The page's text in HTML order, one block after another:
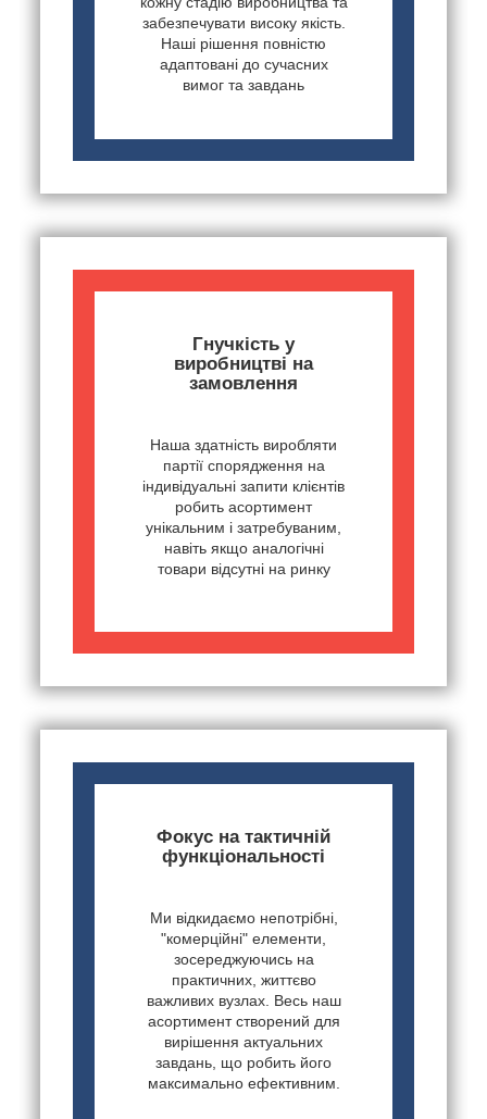
забезпечувати високу якість.
Наші рішення повністю
адаптовані до сучасних
вимог та завдань
Гнучкість у
виробництві на
замовлення
Наша здатність виробляти
партії спорядження на
індивідуальні запити клієнтів
робить асортимент
унікальним і затребуваним,
навіть якщо аналогічні
товари відсутні на ринку
Фокус на тактичній
функціональності
Ми відкидаємо непотрібні,
"комерційні" елементи,
зосереджуючись на
практичних, життєво
важливих вузлах. Весь наш
асортимент створений для
вирішення актуальних
завдань, що робить його
максимально ефективним.